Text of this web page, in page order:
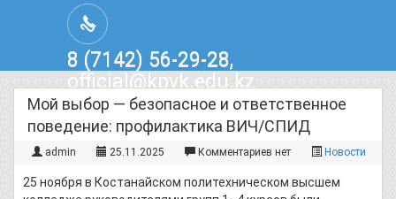
8 (7142) 56-29-28,
official@kpvk.edu.kz
г.Костанай, Проспект Кобыланды
Батыра, 3
Мой выбор — безопасное и ответственное
поведение: профилактика ВИЧ/СПИД
admin 25.11.2025 Комментариев нет Новости
25 ноября в Костанайском политехническом высшем